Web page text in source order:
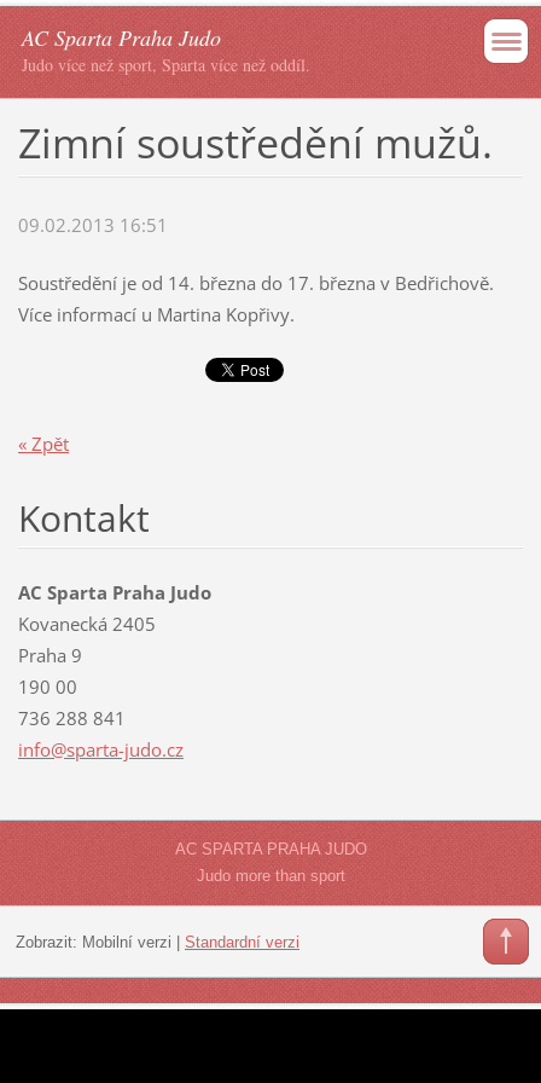
AC Sparta Praha Judo
Judo více než sport, Sparta více než oddíl.
Zimní soustředění mužů.
09.02.2013 16:51
Soustředění je od 14. března do 17. března v Bedřichově.
Více informací u Martina Kopřivy.
« Zpět
Kontakt
AC Sparta Praha Judo
Kovanecká 2405
Praha 9
190 00
736 288 841
info@sparta-judo.cz
AC SPARTA PRAHA JUDO
Judo more than sport
Zobrazit: Mobilní verzi Standardní verzi